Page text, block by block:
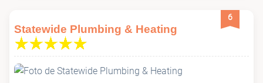
6
Statewide Plumbing & Heating